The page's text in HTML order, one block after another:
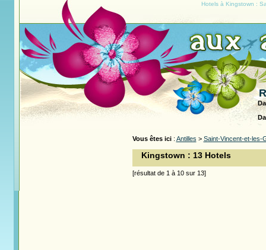
Hotels à Kingstown :
Vous êtes ici: Antilles > Saint-Vincent-et-les-
Kingstown : 13 Hotels
[résultat de 1 à 10 sur 13]